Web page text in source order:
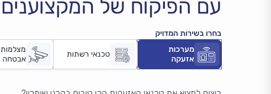
עם הפיקוח של המקצוענים
בחרו בשירות המדויק
מערכות
אזעקה
טכנאי רשתות
מצלמות
אבטחה